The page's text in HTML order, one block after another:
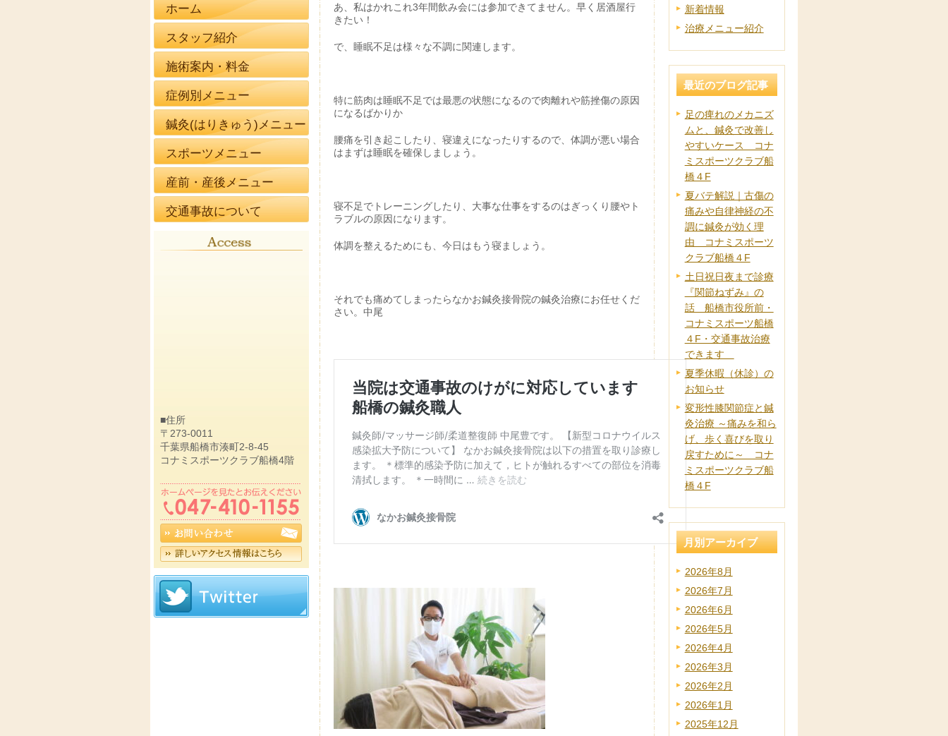
あ、私はかれこれ3年間飲み会には参加できてません。早く居酒屋行
きたい！
で、睡眠不足は様々な不調に関連します。
特に筋肉は睡眠不足では最悪の状態になるので肉離れや筋挫傷の原因
になるばかりか
腰痛を引き起こしたり、寝違えになったりするので、体調が悪い場合
はまずは睡眠を確保しましょう。
寝不足でトレーニングしたり、大事な仕事をするのはぎっくり腰やト
ラブルの原因になります。
体調を整えるためにも、今日はもう寝ましょう。
それでも痛めてしまったらなかお鍼灸接骨院の鍼灸治療にお任せくだ
さい。中尾
新着情報
治療メニュー紹介
最近のブログ記事
足の痺れのメカニズ
ムと、鍼灸で改善し
やすいケース コナ
ミスポーツクラブ船
橋４F
夏バテ解説｜古傷の
痛みや自律神経の不
調に鍼灸が効く理
由 コナミスポーツ
クラブ船橋４F
土日祝日夜まで診療
『関節ねずみ』の
話 船橋市役所前・
コナミスポーツ船橋
４F・交通事故治療
できます
夏季休暇（休診）の
お知らせ
変形性膝関節症と鍼
灸治療 ～痛みを和ら
げ、歩く喜びを取り
戻すために～ コナ
ミスポーツクラブ船
橋４F
月別アーカイブ
2026年8月
2026年7月
2026年6月
2026年5月
2026年4月
2026年3月
2026年2月
2026年1月
2025年12月
ホーム
スタッフ紹介
施術案内・料金
症例別メニュー
鍼灸(はりきゅう)メニュー
スポーツメニュー
産前・産後メニュー
交通事故について
■住所
〒273-0011
千葉県船橋市湊町2-8-45
コナミスポーツクラブ船橋4階